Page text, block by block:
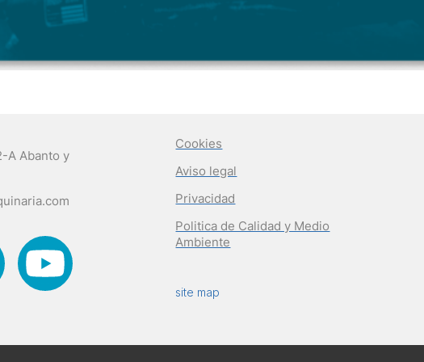
A Abanto y
Cookies
Aviso legal
Privacidad
Politica de Calidad y Medio
Ambiente
site map